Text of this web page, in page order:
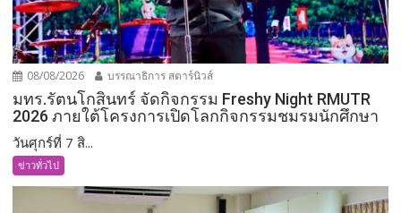
08/08/2026 บรรณาธิการ สตาร์นิวส์
มทร.รัตนโกสินทร์ จัดกิจกรรม Freshy Night RMUTR
2026 ภายใต้โครงการเปิดโลกกิจกรรมชมรมนักศึกษา
วันศุกร์ที่ 7 สิ...
ข่าวทั่วไป